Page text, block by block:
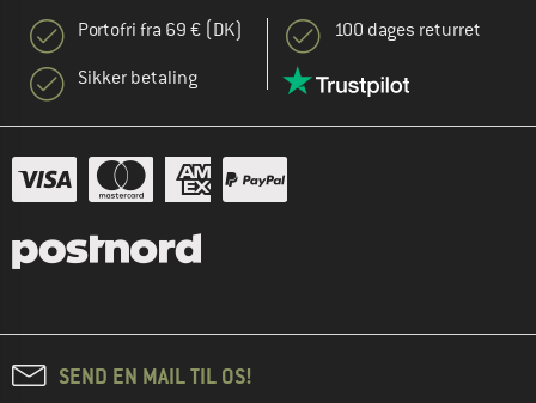
Portofri fra 69 € (DK)
Sikker betaling
100 dages returret
SEND EN MAIL TIL OS!